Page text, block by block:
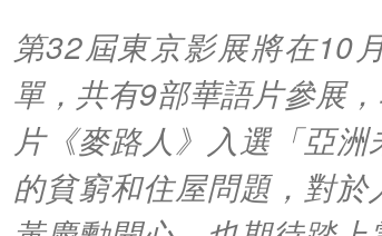
第32屆東京影展將在10
單，共有9部華語片參展
片《麥路人》入選「亞
的貧窮和住屋問題，對